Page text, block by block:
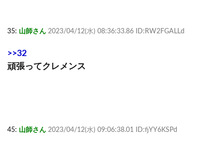
35: 山師さん 2023/04/12(水) 08:36:33.86 ID:RW2FGALLd
>>32
頑張ってクレメンス
45: 山師さん 2023/04/12(水) 09:06:38.01 ID:fjYY6KSPd